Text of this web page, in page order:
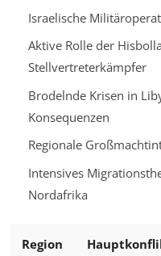
Israelische
Aktive Rolle der
Stellvertreterkämpfer
Brodelnde Krisen in
Konsequenzen
Regionale
Intensives
Nordafrika
Region